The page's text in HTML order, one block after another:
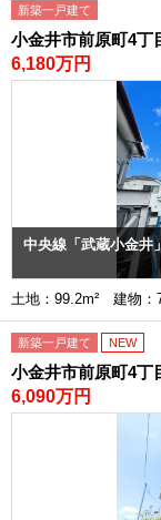
新築一戸建て
小金井市前原町4
6,180万円
中央線「武蔵小金井
土地：99.2m² 建物
新築一戸建て NEW
小金井市前原町4
6,090万円